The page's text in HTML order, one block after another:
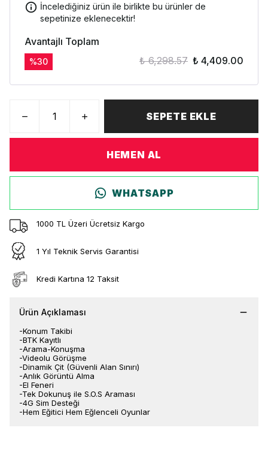
İncelediğiniz ürün ile birlikte bu ürünler de
sepetinize eklenecektir!
Avantajlı Toplam
%30 ₺ 6,298.57 ₺ 4,409.00
SEPETE EKLE
HEMEN AL
WHATSAPP
1000 TL Üzeri Ücretsiz Kargo
1 Yıl Teknik Servis Garantisi
Kredi Kartına 12 Taksit
Ürün Açıklaması
-Konum Takibi
-BTK Kayıtlı
-Arama-Konuşma
-Videolu Görüşme
-Dinamik Çit (Güvenli Alan Sınırı)
-Anlık Görüntü Alma
-El Feneri
-Tek Dokunuş ile S.O.S Araması
-4G Sim Desteği
-Hem Eğitici Hem Eğlenceli Oyunlar